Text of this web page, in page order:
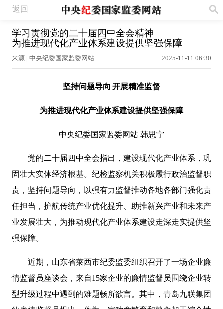
返回
学习贯彻党的二十届四中全会精神
为推进现代化产业体系建设提供坚强保障
来源 | 中央纪委国家监委网站 2025-11-11 06:30
坚持问题导向 开展精准监督
为推进现代化产业体系建设提供坚强保障
中央纪委国家监委网站 韩思宁
党的二十届四中全会指出，建设现代化产业体系，巩
固壮大实体经济根基。纪检监察机关积极履行政治监督职
责，坚持问题导向，以强有力监督推动各地各部门强化责
任担当，护航传统产业优化提升、助推新兴产业和未来产
业发展壮大，为推动现代化产业体系建设走深走实提供坚
强保障。
近期，山东省莱西市纪委监委组织召开了一场企业廉
情监督员座谈会，来自15家企业的廉情监督员围绕企业转
型升级过程中遇到的难题畅所欲言。其中，青岛九联集团